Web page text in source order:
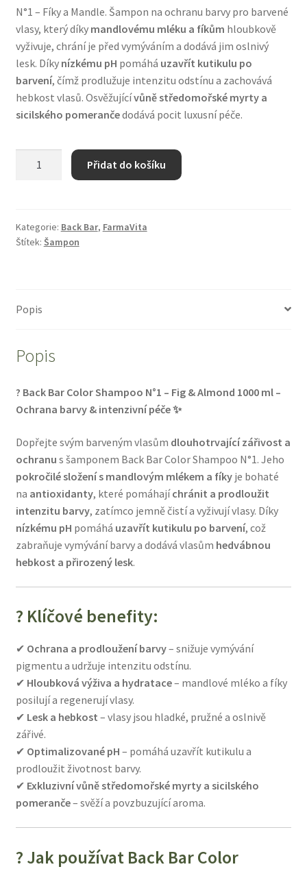
Zboží se slevou
Zkušební stránka
N°1 – Fíky a Mandle. Šampon na ochranu barvy pro barvené
vlasy, který díky mandlovému mléku a fíkům hloubkově
vyživuje, chrání je před vymýváním a dodává jim oslnivý
lesk. Díky nízkému pH pomáhá uzavřít kutikulu po
barvení, čímž prodlužuje intenzitu odstínu a zachovává
hebkost vlasů. Osvěžujícívůně středomořské myrty a
sicilského pomerančedodává pocit luxusní péče.
N°1-
Fig
ml
Přidat do košíku
Kategorie: Back Bar, FarmaVita
Štítek: Šampon
Popis
Popis
? Back Bar Color Shampoo N°1 – Fig & Almond 1000 ml –
Ochrana barvy & intenzivní péče ✨
Dopřejte svým barveným vlasům dlouhotrvající zářivost a
ochranu s šamponem Back Bar Color Shampoo N°1. Jeho
pokročilé složení s mandlovým mlékem a fíkyje bohaté
na antioxidanty, které pomáhajíchránit a prodloužit
intenzitu barvy, zatímco jemně čistí a vyživují vlasy. Díky
nízkému pH pomáhá uzavřít kutikulu po barvení, což
zabraňuje vymývání barvy a dodává vlasům hedvábnou
hebkost a přirozený lesk.
? Klíčové benefity:
✔ Ochrana a prodloužení barvy– snižuje vymývání
pigmentu a udržuje intenzitu odstínu.
✔ Hloubková výživa a hydratace– mandlové mléko a fíky
posilují a regenerují vlasy.
✔ Lesk a hebkost – vlasy jsou hladké, pružné a oslnivě
zářivé.
✔ Optimalizované pH – pomáhá uzavřít kutikulu a
prodloužit životnost barvy.
✔ Exkluzivní vůně středomořské myrty a sicilského
pomeranče– svěží a povzbuzující aroma.
? Jak používat Back Bar Color